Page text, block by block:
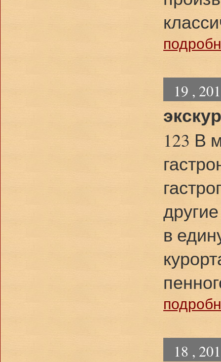
19 ,
123 В
в
18 ,